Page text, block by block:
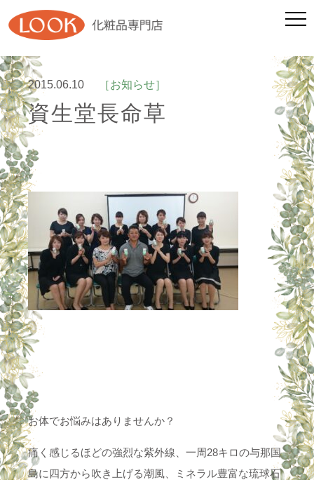
2015.06.10 ［お知らせ］
資生堂長命草
お体でお悩みはありませんか？
痛く感じるほどの強烈な紫外線、一周28キロの与那国
島に四方から吹き上げる潮風、ミネラル豊富な琉球石